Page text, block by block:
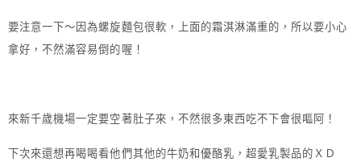
要注意一下～因為螺旋麵包很軟，上面的霜淇淋滿重的，所以要小心
拿好，不然滿容易倒的喔！
來新千歲機場一定要空著肚子來，不然很多東西吃不下會很嘔阿！
下次來還想再喝喝看他們其他的牛奶和優酪乳，超愛乳製品的ＸＤ